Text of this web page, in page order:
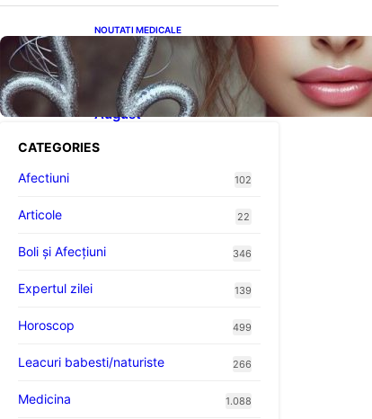
NOUTATI MEDICALE
Influența lui Venus:
Dragoste, Noroc și
Oportunități pentru Tauri și
Balanțe în Weekendul 8-9
August
CATEGORIES
Afectiuni
102
Articole 22
Boli și Afecțiuni 346
Expertul zilei 139
Horoscop 499
Leacuri babesti/naturiste 266
Medicina 1.088